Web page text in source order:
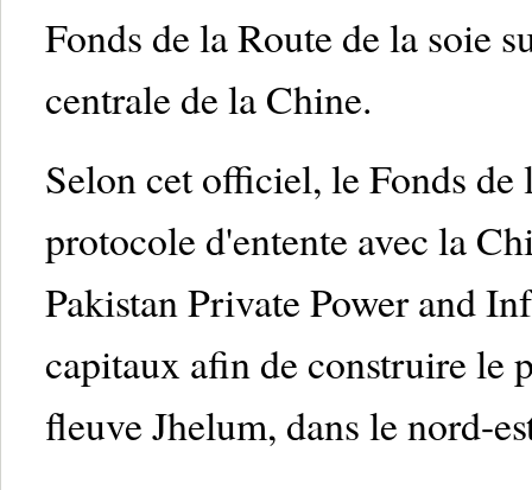
Fonds de la Route de la soie
centrale de la Chine.
Selon cet officiel, le Fonds de
protocole d'entente avec la
Pakistan Private Power and
capitaux afin de construire le
fleuve Jhelum, dans le nord-